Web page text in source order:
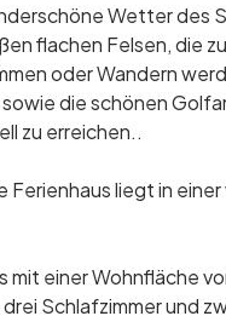
Wetter des
flachen Felsen, die
oder Wandern
die schönen
zu erreichen..
liegt in
einer Wohnfläche
Schlafzimmer und